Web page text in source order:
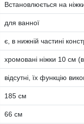
Встановлюється на
для ванної
є, в нижній частині
хромовані ніжки 10 см
відсутні, їх функцію
185 см
66 см